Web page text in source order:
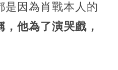
是因為肖戰本人的
他為了演哭戲，